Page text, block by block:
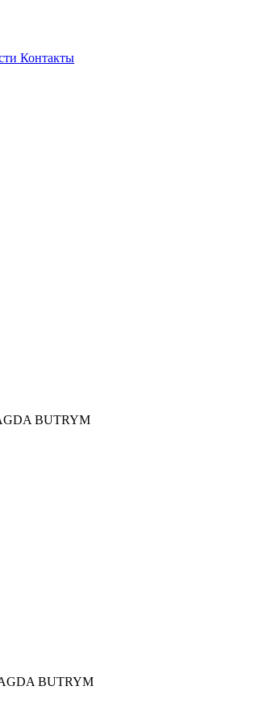
Контакты
BUTRYM
BUTRYM